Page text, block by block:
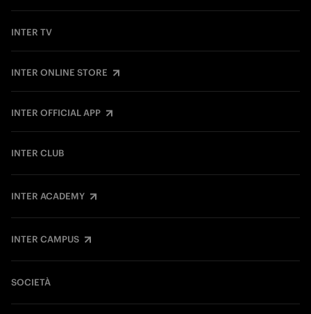
INTER TV
INTER ONLINE STORE
INTER OFFICIAL APP
INTER CLUB
INTER ACADEMY
INTER CAMPUS
SOCIETÀ